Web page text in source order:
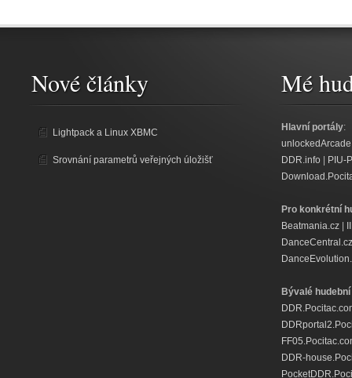
Nové články
Lightpack a Linux XBMC
Srovnání parametrů veřejných úložišť
Mé
Hlavní portály:
DDR.info
PIU-
Pro konkrétní
Beatmania.cz
DanceCentral.cz
Bývalé
DDR-